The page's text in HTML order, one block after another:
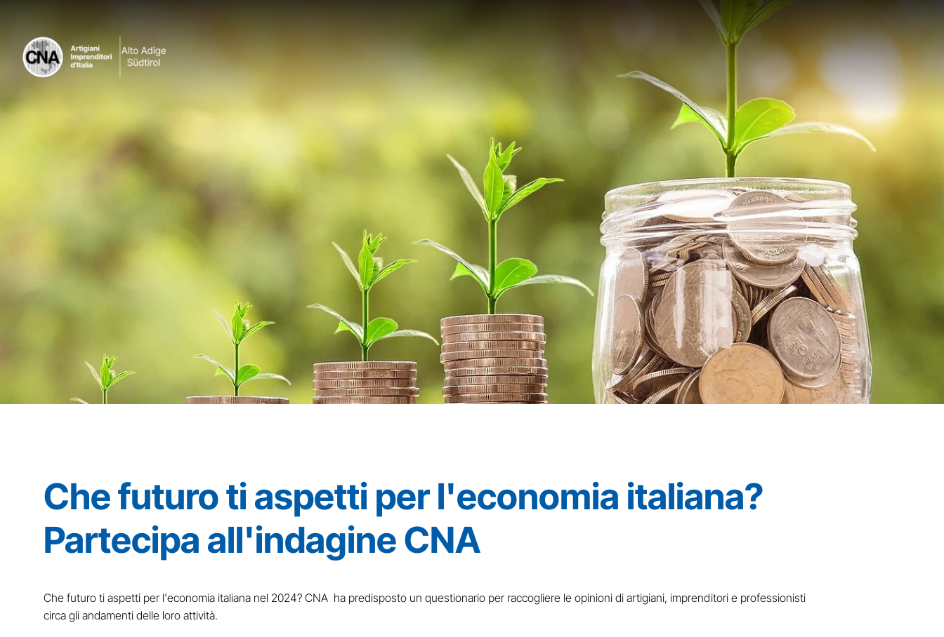
Che futuro ti aspetti per l'economia italiana?
Partecipa all'indagine CNA
Che futuro ti aspetti per l'economia italiana nel 2024? CNA ha predisposto un questionario per raccogliere le opinioni di artigiani, imprenditori e professionisti
circa gli andamenti delle loro attività.